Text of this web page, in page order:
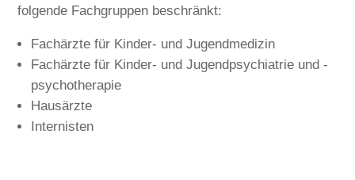
folgende Fachgruppen beschränkt:
Fachärzte für Kinder- und Jugendmedizin
Fachärzte für Kinder- und Jugendpsychiatrie und -
psychotherapie
Hausärzte
Internisten